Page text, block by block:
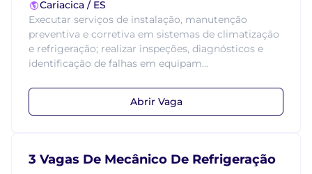
Cariacica / ES
Executar serviços de instalação, manutenção
preventiva e corretiva em sistemas de climatização
e refrigeração; realizar inspeções, diagnósticos e
identificação de falhas em equipam...
Abrir Vaga
3 Vagas De Mecânico De Refrigeração